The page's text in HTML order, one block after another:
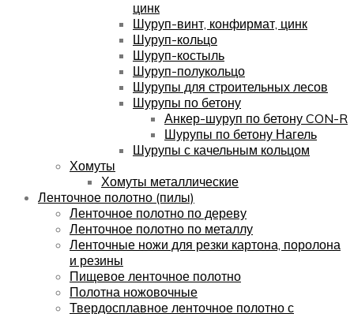
цинк
Шуруп-винт, конфирмат, цинк
Шуруп-кольцо
Шуруп-костыль
Шуруп-полукольцо
Шурупы для строительных лесов
Шурупы по бетону
Анкер-шуруп по бетону CON-R
Шурупы по бетону Нагель
Шурупы с качельным кольцом
Хомуты
Хомуты металлические
Ленточное полотно (пилы)
Ленточное полотно по дереву
Ленточное полотно по металлу
Ленточные ножи для резки картона, поролона
и резины
Пищевое ленточное полотно
Полотна ножовочные
Твердосплавное ленточное полотно с